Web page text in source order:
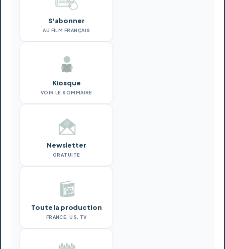
S'abonner
AU FILM FRANÇAIS
Kiosque
VOIR LE SOMMAIRE
Newsletter
GRATUITE
Toute la production
FRANCE, US, TV